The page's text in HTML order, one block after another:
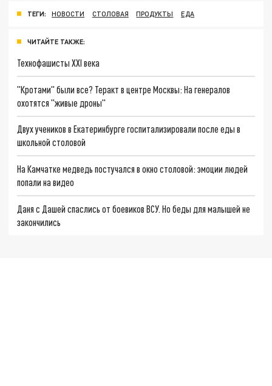
ТЕГИ: НОВОСТИ СТОЛОВАЯ ПРОДУКТЫ ЕДА
ЧИТАЙТЕ ТАКЖЕ:
Технофашисты XXI века
"Кротами" были все? Теракт в центре Москвы: На генералов
охотятся "живые дроны"
Двух учеников в Екатеринбурге госпитализировали после еды в
школьной столовой
На Камчатке медведь постучался в окно столовой: эмоции людей
попали на видео
Даня с Дашей спаслись от боевиков ВСУ. Но беды для малышей не
закончились